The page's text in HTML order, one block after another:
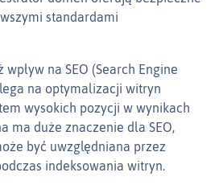
standardami
na SEO (Search Engine
na optymalizacji witryn
wysokich pozycji w wynikach
ma duże znaczenie dla SEO,
być uwzględniana przez
indeksowania witryn.